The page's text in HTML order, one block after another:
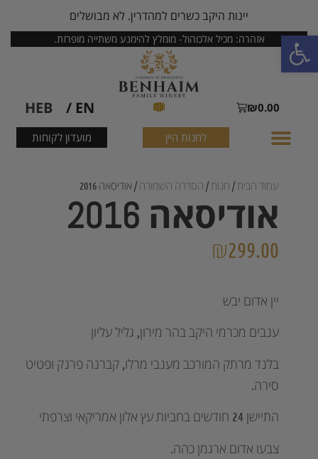
פתח סרגל נגישות
יינות היקב כשרים למהדרין. לא מבושלים
אזהרה: מכיל אלכוהול- מומלץ להימנע משתייה מופרזת.
₪0.00
EN /
HEB
לחנות היין מועדון לקוחות
עמוד הבית/ חנות/ הסדרה השמורה/ אודיסאה 2016
אודיסאה 2016
₪299.00
יין אדום יבש
ענבים מכרמי היקב בהר מירון, גליל עליון
בלנד מרתק המורכב מענבי מרלו, קברנה פרנק ופטיט
סירה.
התיישן 24 חודשים בחביות עץ אלון אמריקאי וצרפתי
צבעו אדום ארגמן כהה.